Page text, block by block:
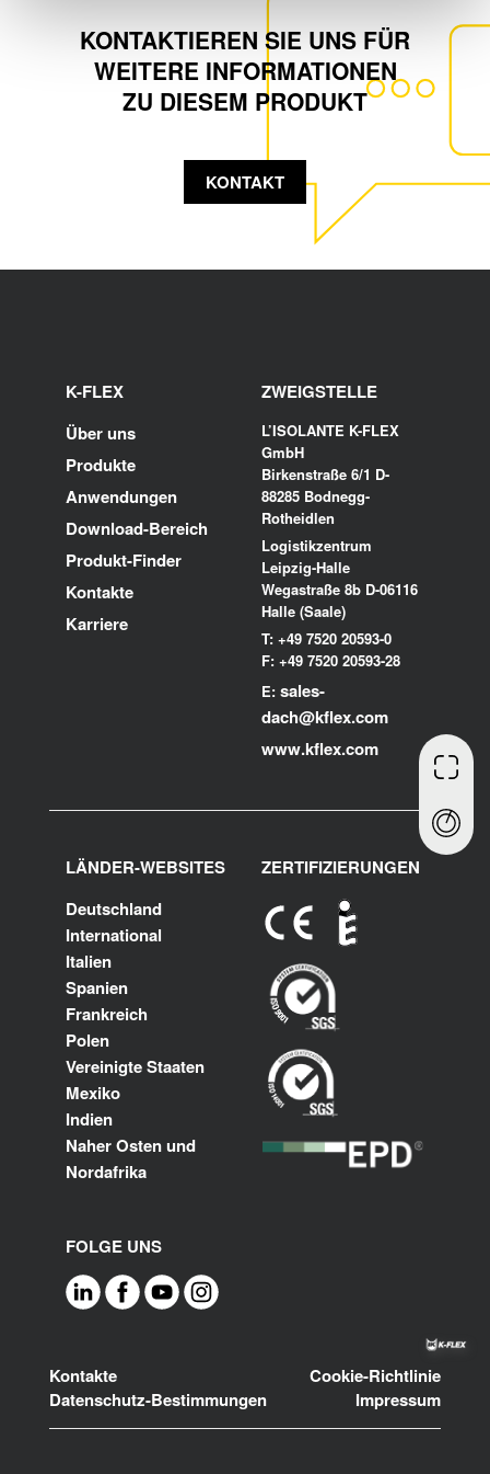
KONTAKTIEREN SIE UNS FÜR
WEITERE INFORMATIONEN
ZU DIESEM PRODUKT
KONTAKT
K-FLEX
Über uns
Produkte
Anwendungen
Download-Bereich
Produkt-Finder
Kontakte
Karriere
ZWEIGSTELLE
L’ISOLANTE K-FLEX
GmbH
Birkenstraße 6/1 D-
88285 Bodnegg-
Rotheidlen
Logistikzentrum
Leipzig-Halle
Wegastraße 8b D-06116
Halle (Saale)
T: +49 7520 20593-0
F: +49 7520 20593-28
E: sales-
dach@kflex.com
www.kflex.com
LÄNDER-WEBSITES
Deutschland
International
Italien
Spanien
Frankreich
Polen
Vereinigte Staaten
Mexiko
Indien
Naher Osten und
Nordafrika
ZERTIFIZIERUNGEN
FOLGE UNS
Footer
Kontakte
Cookie-Richtlinie
Datenschutz-Bestimmungen
Impressum